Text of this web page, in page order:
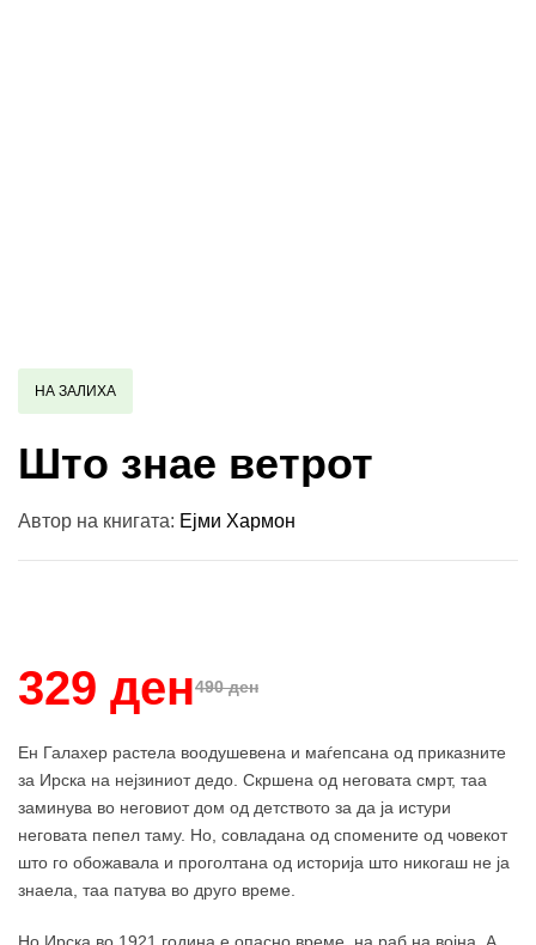
НА ЗАЛИХА
Што знае ветрот
Автор на книгата: Ејми Хармон
490 ден
329 ден
Ен Галахер растела воодушевена и маѓепсана од приказните
за Ирска на нејзиниот дедо. Скршена од неговата смрт, таа
заминува во неговиот дом од детството за да ја истури
неговата пепел таму. Но, совладана од спомените од човекот
што го обожавала и проголтана од историја што никогаш не ја
знаела, таа патува во друго време.
Но Ирска во 1921 година е опасно време, на раб на војна. А